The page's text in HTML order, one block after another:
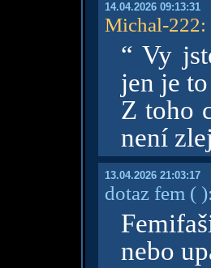
14.04.2026 09:13:31
Michal-222:
“ Vy
jen je
Z toho
není
13.04.2026 21:03:17
dotaz fem ( ):
nebo